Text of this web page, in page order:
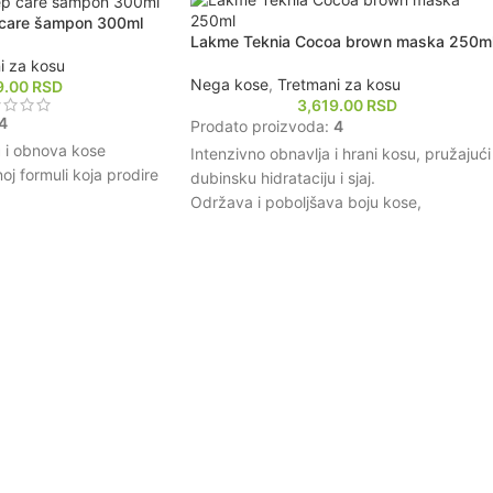
potrebama
personalizovanu
šampon 300ml
za kosu
RSD
i obnova kose
formuli koja prodire
Lakme Teknia Cocoa brown maska
Nega kose, Tretmani za kosu
3,619.00 RSD
Prodato proizvoda: 4
Intenzivno obnavlja i hrani kosu, pružajući
dubinsku hidrataciju i sjaj.
Održava i poboljšava boju kose,